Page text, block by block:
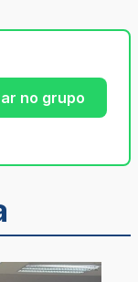
no grupo